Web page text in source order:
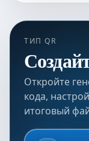
ТИП QR
Откройте
кода,
итоговый